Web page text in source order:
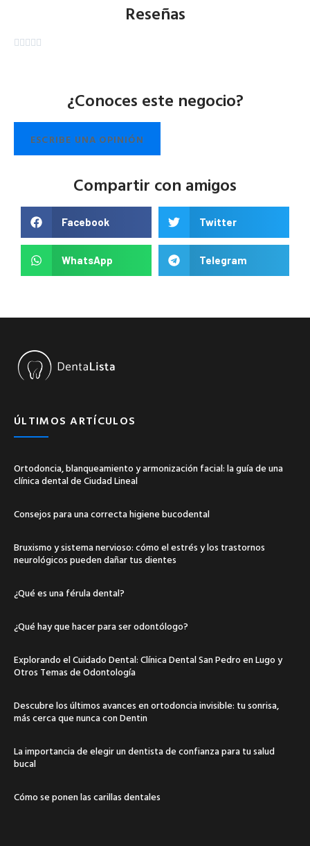
Reseñas
    
¿Conoces este negocio?
ESCRIBE UNA OPINIÓN
Compartir con amigos
Facebook Twitter
WhatsApp Telegram
ÚLTIMOS ARTÍCULOS
Ortodoncia, blanqueamiento y armonización facial: la guía de una
clínica dental de Ciudad Lineal
Consejos para una correcta higiene bucodental
Bruxismo y sistema nervioso: cómo el estrés y los trastornos
neurológicos pueden dañar tus dientes
¿Qué es una férula dental?
¿Qué hay que hacer para ser odontólogo?
Explorando el Cuidado Dental: Clínica Dental San Pedro en Lugo y
Otros Temas de Odontología
Descubre los últimos avances en ortodoncia invisible: tu sonrisa,
más cerca que nunca con Dentin
La importancia de elegir un dentista de confianza para tu salud
bucal
Cómo se ponen las carillas dentales